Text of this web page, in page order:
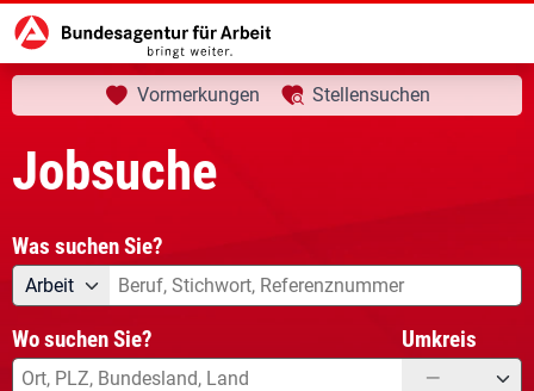
Startseite Jobsuche aktuelle Seite:
Ihre Suche
Vormerkungen Stellensuchen
Jobsuche
Was suchen Sie?
Angebotsart
Arbeit Was suchen Sie?
Wo suchen Sie? Umkreis
—